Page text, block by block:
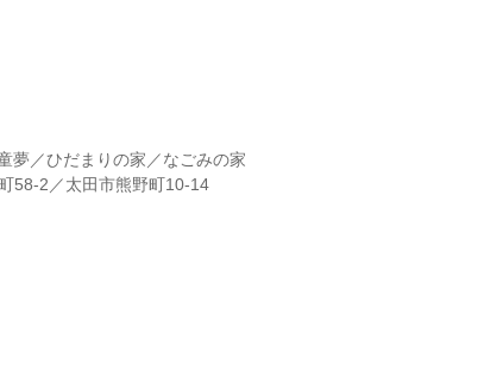
夢／ひだまりの家／なごみの家